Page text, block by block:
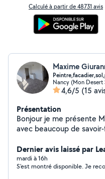
Calculé à partir de 48731 avis
Maxime
Nancy (Mon Desert
4,6/5 (15
Présentation
Bonjour je me présente
avec beaucoup de
minutieux. Fort de
domaine je vous propose
de travaux de peinture et
Dernier avis laissé par
mardi à 16h
S’est montré disponible. Je